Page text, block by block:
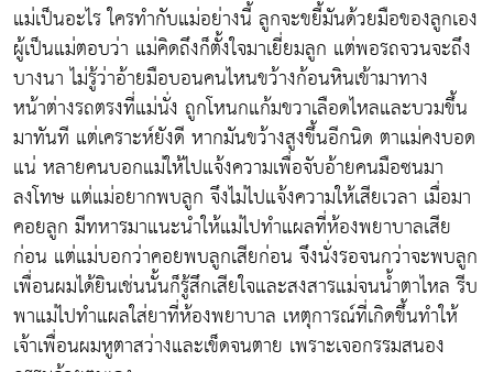
แม่เป็นอะไร ใครทำกับแม่อย่างนี้ ลูกจะขยี้มันด้วยมือของลูกเอง
ผู้เป็นแม่ตอบว่า แม่คิดถึงก็ตั้งใจมาเยี่ยมลูก แต่พอรถจวนจะถึง
บางนา ไม่รู้ว่าอ้ายมือบอนคนไหนขว้างก้อนหินเข้ามาทาง
หน้าต่างรถตรงที่แม่นั่ง ถูกโหนกแก้มขวาเลือดไหลและบวมขึ้น
มาทันที แต่เคราะห์ยังดี หากมันขว้างสูงขึ้นอีกนิด ตาแม่คงบอด
แน่ หลายคนบอกแม่ให้ไปแจ้งความเพื่อจับอ้ายคนมือซนมา
ลงโทษ แต่แม่อยากพบลูก จึงไม่ไปแจ้งความให้เสียเวลา เมื่อมา
คอยลูก มีทหารมาแนะนำให้แม่ไปทำแผลที่ห้องพยาบาลเสีย
ก่อน แต่แม่บอกว่าคอยพบลูกเสียก่อน จึงนั่งรอจนกว่าจะพบลูก
เพื่อนผมได้ยินเช่นนั้นก็รู้สึกเสียใจและสงสารแม่จนน้ำตาไหล รีบ
พาแม่ไปทำแผลใส่ยาที่ห้องพยาบาล เหตุการณ์ที่เกิดขึ้นทำให้
เจ้าเพื่อนผมหูตาสว่างและเข็ดจนตาย เพราะเจอกรรมสนอง